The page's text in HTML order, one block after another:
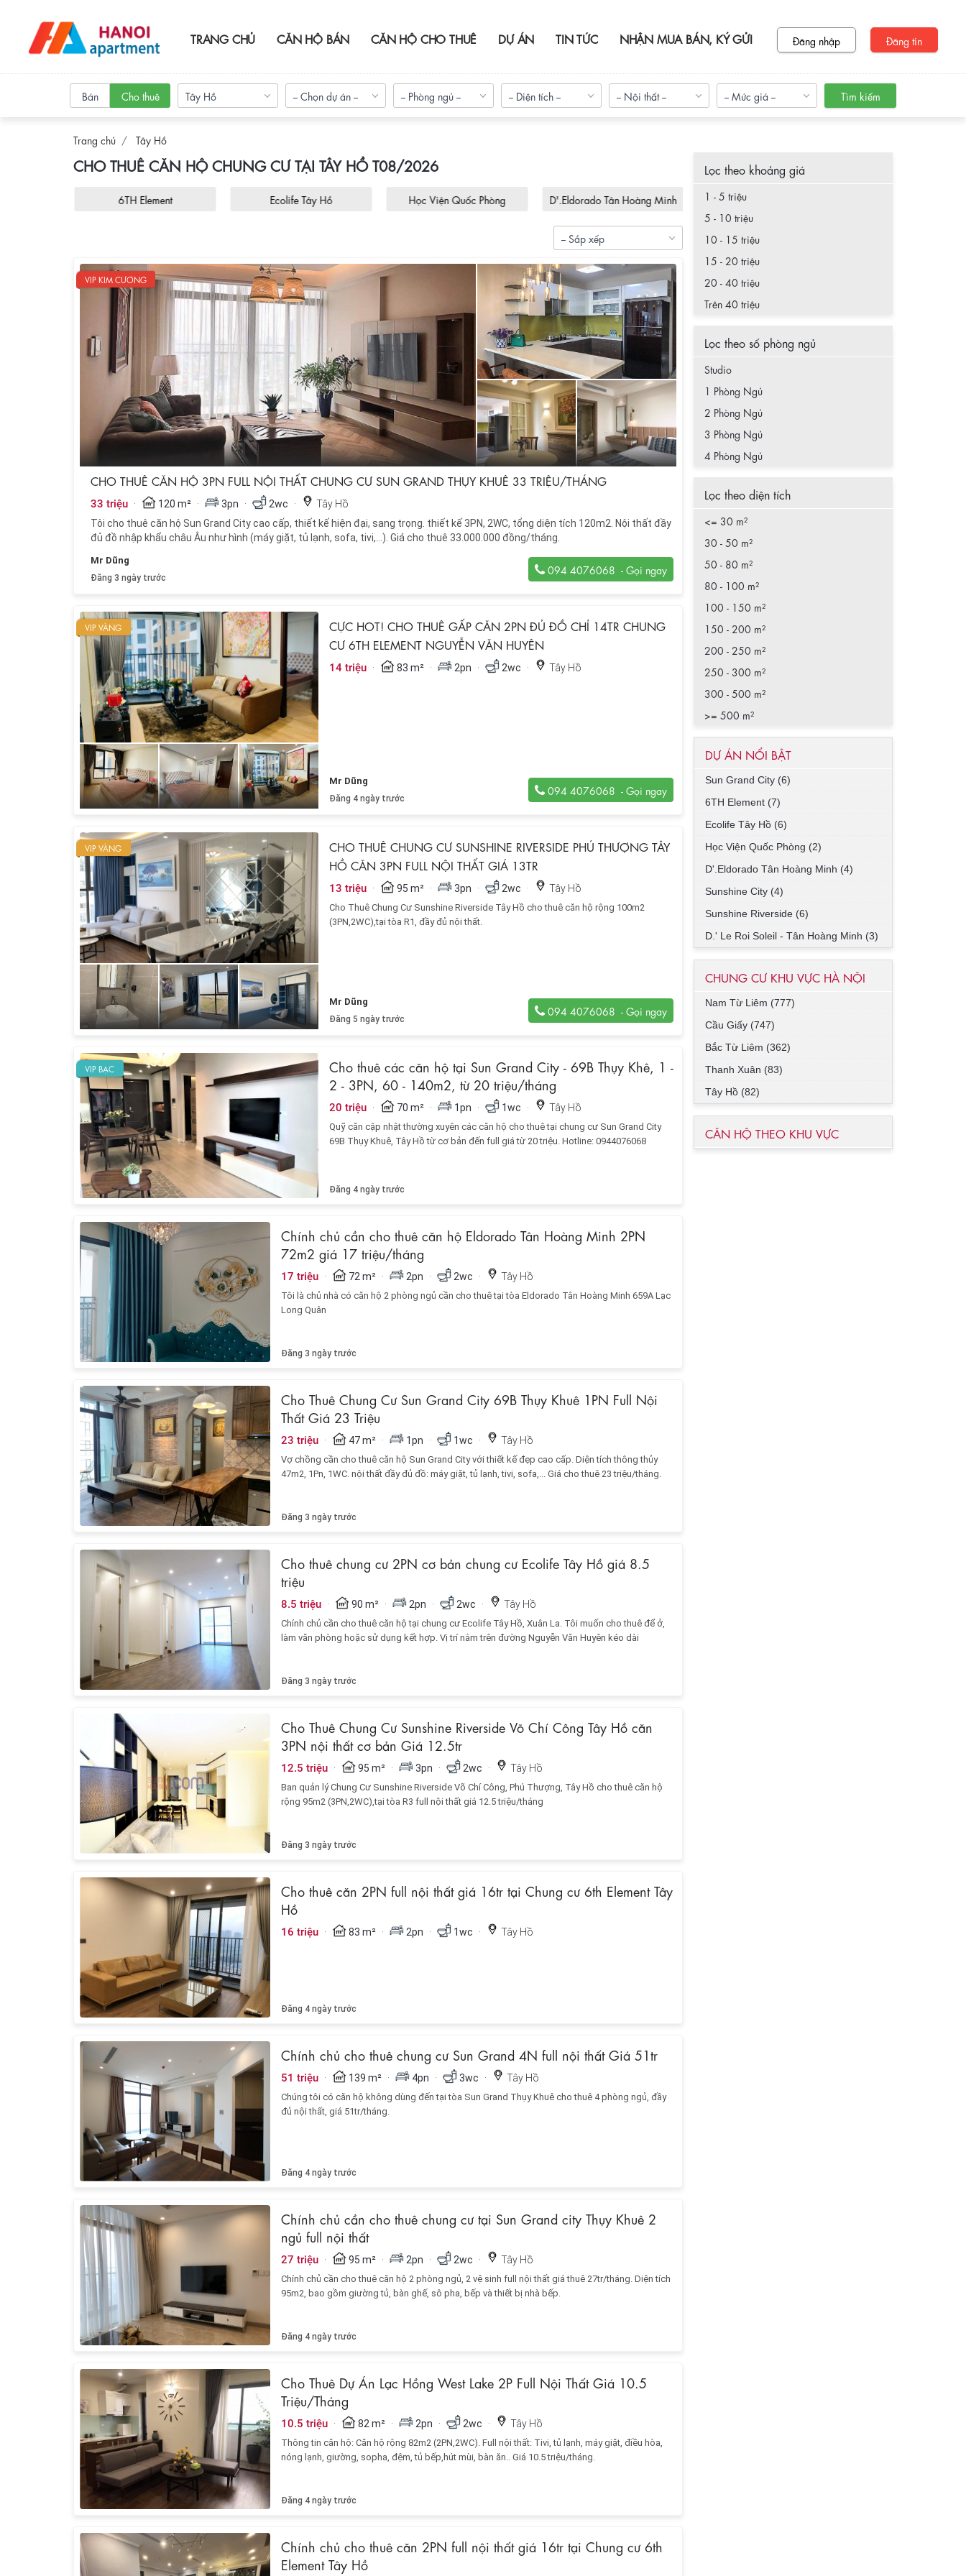
TRANG CHỦ CĂN HỘ BÁN CĂN HỘ CHO THUÊ DỰ ÁN TIN TỨC NHẬN MUA BÁN, KÝ GỬI Đăng nhập Đăng tin
Bán Cho thuê Tây Hồ -- Chọn dự án -- -- Phòng ngủ -- -- Diện tích -- -- Nội thất -- -- Mức giá -- Tìm kiếm
Trang chủ Tây Hồ
CHO THUÊ CĂN HỘ CHUNG CƯ TẠI TÂY HỒ T08/2026
6TH Element Ecolife Tây Hồ Học Viện Quốc Phòng D'.Eldorado Tân Hoàng Minh Sunshine City
-- Sắp xếp
VIP KIM CƯƠNG
CHO THUÊ CĂN HỘ 3PN FULL NỘI THẤT CHUNG CƯ SUN GRAND THỤY KHUÊ 33 TRIỆU/THÁNG
33 triệu · 120 m² · 3pn · 2wc ·
Tây Hồ
Tôi cho thuê căn hộ Sun Grand City cao cấp, thiết kế hiện đại, sang trọng. thiết kế 3PN, 2WC, tổng diện tích 120m2. Nội thất đầy
đủ đồ nhập khẩu châu Âu như hình (máy giặt, tủ lạnh, sofa, tivi,...). Giá cho thuê 33.000.000 đồng/tháng.
Mr Dũng
Đăng 3 ngày trước
094 4076068
VIP VÀNG
CỰC HOT! CHO THUÊ GẤP CĂN 2PN ĐỦ ĐỒ CHỈ 14TR CHUNG
CƯ 6TH ELEMENT NGUYỄN VĂN HUYÊN
14 triệu · 83 m² · 2pn · 2wc · Tây Hồ
Mr Dũng
Đăng 4 ngày trước
094 4076068
VIP VÀNG
CHO THUÊ CHUNG CƯ SUNSHINE RIVERSIDE PHÚ THƯỢNG TÂY
HỒ CĂN 3PN FULL NỘI THẤT GIÁ 13TR
13 triệu · 95 m² · 3pn · 2wc · Tây Hồ
Cho Thuê Chung Cư Sunshine Riverside Tây Hồ cho thuê căn hộ rộng 100m2
(3PN,2WC),tại tòa R1, đầy đủ nội thất.
Mr Dũng
Đăng 5 ngày trước
094 4076068
VIP BẠC
Cho thuê các căn hộ tại Sun Grand City - 69B Thụy Khê, 1 -
2 - 3PN, 60 - 140m2, từ 20 triệu/tháng
20 triệu · 70 m² · 1pn · 1wc · Tây Hồ
Quỹ căn cập nhật thường xuyên các căn hộ cho thuê tại chung cư Sun Grand City
69B Thụy Khuê, Tây Hồ từ cơ bản đến full giá từ 20 triệu. Hotline: 0944076068
Đăng 4 ngày trước
Chính chủ cần cho thuê căn hộ Eldorado Tân Hoàng Minh 2PN
72m2 giá 17 triệu/tháng
17 triệu · 72 m² · 2pn · 2wc · Tây Hồ
Tôi là chủ nhà có căn hộ 2 phòng ngủ cần cho thuê tại tòa Eldorado Tân Hoàng Minh 659A Lạc
Long Quân
Đăng 3 ngày trước
Cho Thuê Chung Cư Sun Grand City 69B Thụy Khuê 1PN Full Nội
Thất Giá 23 Triệu
23 triệu · 47 m² · 1pn · 1wc · Tây Hồ
Vợ chồng cần cho thuê căn hộ Sun Grand City với thiết kế đẹp cao cấp. Diện tích thông thủy
47m2, 1Pn, 1WC. nội thất đầy đủ đồ: máy giặt, tủ lạnh, tivi, sofa,... Giá cho thuê 23 triệu/tháng.
Đăng 3 ngày trước
Cho thuê chung cư 2PN cơ bản chung cư Ecolife Tây Hồ giá 8.5
triệu
8.5 triệu · 90 m² · 2pn · 2wc · Tây Hồ
Chính chủ cần cho thuê căn hộ tại chung cư Ecolife Tây Hồ, Xuân La. Tôi muốn cho thuê để ở,
làm văn phòng hoặc sử dụng kết hợp. Vị trí nằm trên đường Nguyễn Văn Huyên kéo dài
Đăng 3 ngày trước
Cho Thuê Chung Cư Sunshine Riverside Võ Chí Công Tây Hồ căn
3PN nội thất cơ bản Giá 12.5tr
12.5 triệu · 95 m² · 3pn · 2wc · Tây Hồ
Ban quản lý Chung Cư Sunshine Riverside Võ Chí Công, Phú Thượng, Tây Hồ cho thuê căn hộ
rộng 95m2 (3PN,2WC),tại tòa R3 full nội thất giá 12.5 triệu/tháng
Đăng 3 ngày trước
Cho thuê căn 2PN full nội thất giá 16tr tại Chung cư 6th Element Tây
Hồ
16 triệu · 83 m² · 2pn · 1wc · Tây Hồ
Đăng 4 ngày trước
Chính chủ cho thuê chung cư Sun Grand 4N full nội thất Giá 51tr
51 triệu · 139 m² · 4pn · 3wc · Tây Hồ
Chúng tôi có căn hộ không dùng đến tại tòa Sun Grand Thụy Khuê cho thuê 4 phòng ngủ, đầy
đủ nội thất, giá 51tr/tháng.
Đăng 4 ngày trước
Chính chủ cần cho thuê chung cư tại Sun Grand city Thụy Khuê 2
ngủ full nội thất
27 triệu · 95 m² · 2pn · 2wc · Tây Hồ
Chính chủ cần cho thuê căn hộ 2 phòng ngủ, 2 vệ sinh full nội thất giá thuê 27tr/tháng. Diện tích
95m2, bao gồm giường tủ, bàn ghế, sô pha, bếp và thiết bị nhà bếp.
Đăng 4 ngày trước
Cho Thuê Dự Án Lạc Hồng West Lake 2P Full Nội Thất Giá 10.5
Triệu/Tháng
10.5 triệu · 82 m² · 2pn · 2wc · Tây Hồ
Thông tin căn hộ: Căn hộ rộng 82m2 (2PN,2WC). Full nội thất: Tivi, tủ lạnh, máy giặt, điều hòa,
nóng lạnh, giường, sopha, đệm, tủ bếp,hút mùi, bàn ăn.. Giá 10.5 triệu/tháng.
Đăng 4 ngày trước
Chính chủ cho thuê căn 2PN full nội thất giá 16tr tại Chung cư 6th
Element Tây Hồ
Lọc theo khoảng giá
1 - 5 triệu
5 - 10 triệu
10 - 15 triệu
15 - 20 triệu
20 - 40 triệu
Trên 40 triệu
Lọc theo số phòng ngủ
Studio
1 Phòng Ngủ
2 Phòng Ngủ
3 Phòng Ngủ
4 Phòng Ngủ
Lọc theo diện tích
<= 30 m²
30 - 50 m²
50 - 80 m²
80 - 100 m²
100 - 150 m²
150 - 200 m²
200 - 250 m²
250 - 300 m²
300 - 500 m²
>= 500 m²
DỰ ÁN NỔI BẬT
Sun Grand City (6)
6TH Element (7)
Ecolife Tây Hồ (6)
Học Viện Quốc Phòng (2)
D'.Eldorado Tân Hoàng Minh (4)
Sunshine City (4)
Sunshine Riverside (6)
D.' Le Roi Soleil - Tân Hoàng Minh (3)
CHUNG CƯ KHU VỰC HÀ NỘI
Nam Từ Liêm (777)
Cầu Giấy (747)
Bắc Từ Liêm (362)
Thanh Xuân (83)
Tây Hồ (82)
CĂN HỘ THEO KHU VỰC